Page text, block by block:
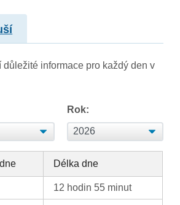
informace pro každý den v
Rok:
Délka dne
12 hodin 55 minut